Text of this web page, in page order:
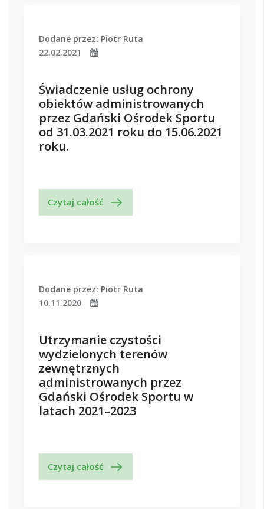
Dodane przez: Piotr Ruta
22.02.2021
Świadczenie usług ochrony
obiektów administrowanych
przez Gdański Ośrodek Sportu
od 31.03.2021 roku do 15.06.2021
roku.
Czytaj całość
Dodane przez: Piotr Ruta
10.11.2020
Utrzymanie czystości
wydzielonych terenów
zewnętrznych
administrowanych przez
Gdański Ośrodek Sportu w
latach 2021–2023
Czytaj całość